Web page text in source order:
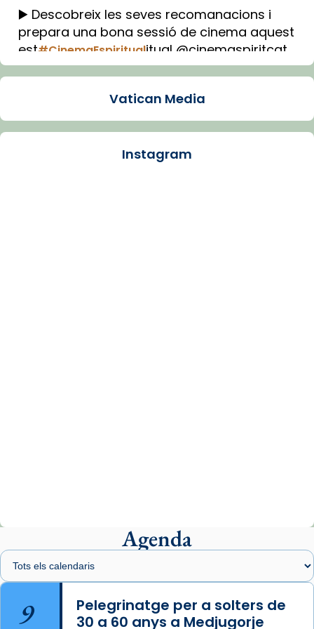
▶️ Descobreix les seves recomanacions i
prepara una bona sessió de cinema aquest
est#CinemaEspiritualitual @cinemaspiritcat
Imatge: Generada amb IA (OpenAI)
Arquebisbat de Barcelona
presidit aquest 27 de juliol la missa de Les
Santes de Mataró.
🔗
📸 J. Merino
Photo
Vatican Media
Instagram
Agenda
9
Pelegrinatge per a solters de
30 a 60 anys a Medjugorje